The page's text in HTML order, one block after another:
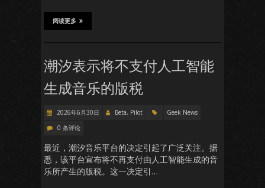
阅读更多
潮汐表示将不支付人工智能
生成音乐的版税
2026年6月30日 Beta, Pilot
Geek News
0 条评论
最近，潮汐音乐平台的决定引起了广泛关注。据
悉，该平台宣布将不再支付由人工智能生成的音
乐所产生的版税。这一决定引…